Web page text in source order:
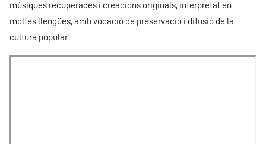
músiques recuperades i creacions originals, interpretat en
moltes llengües, amb vocació de preservació i difusió de la
cultura popular.